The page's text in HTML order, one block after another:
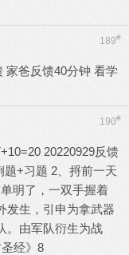
189#
家爸反馈40分钟 看学
190#
20220929反馈
+习题 2、捋前一天
明了，一双手握着
发生，引申为拿武器
。由军队衍生为战
经》8